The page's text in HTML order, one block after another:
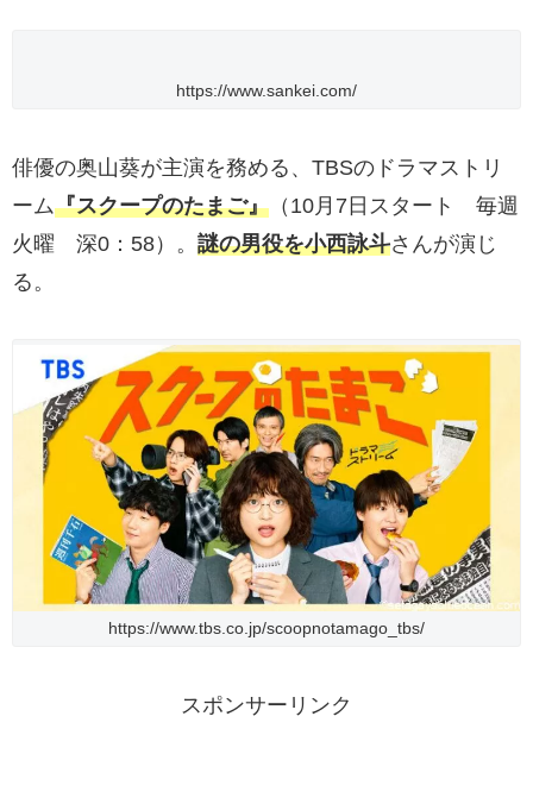
https://www.sankei.com/
俳優の奥山葵が主演を務める、TBSのドラマストリ
ーム『スクープのたまご』 （10月7日スタート 毎週
火曜 深0：58）。 謎の男役を小西詠斗さんが演じ
る。
https://www.tbs.co.jp/scoopnotamago_tbs/
スポンサーリンク